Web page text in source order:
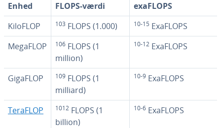
Enhed FLOPS-værdi
exaFLOPS
KiloFLOP
103 FLOPS (1.000) 10-15 ExaFLOPS
MegaFLOP
106 FLOPS (1
million)
10-12 ExaFLOPS
GigaFLOP 109 FLOPS (1
milliard)
10-9 ExaFLOPS
TeraFLOP 1012 FLOPS (1
billion)
10-6 ExaFLOPS